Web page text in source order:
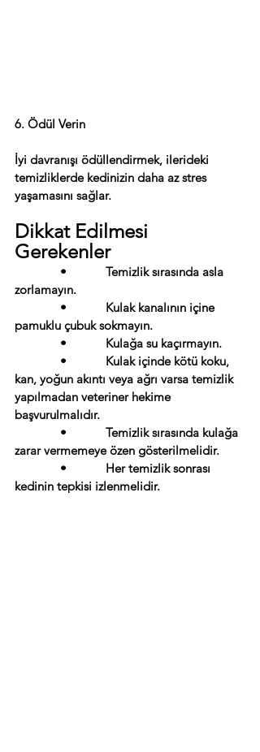
6. Ödül Verin
İyi davranışı ödüllendirmek, ilerideki
temizliklerde kedinizin daha az stres
yaşamasını sağlar.
Dikkat Edilmesi
Gerekenler
•            Temizlik sırasında asla
zorlamayın.
•            Kulak kanalının içine
pamuklu çubuk sokmayın.
•            Kulağa su kaçırmayın.
•            Kulak içinde kötü koku,
kan, yoğun akıntı veya ağrı varsa temizlik
yapılmadan veteriner hekime
başvurulmalıdır.
•            Temizlik sırasında kulağa
zarar vermemeye özen gösterilmelidir.
•            Her temizlik sonrası
kedinin tepkisi izlenmelidir.